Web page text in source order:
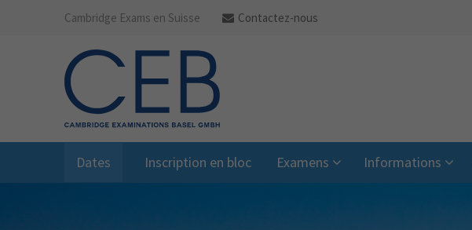
Cambridge Exams en Suisse Contactez-nous
Dates Inscription en bloc Examens Informations